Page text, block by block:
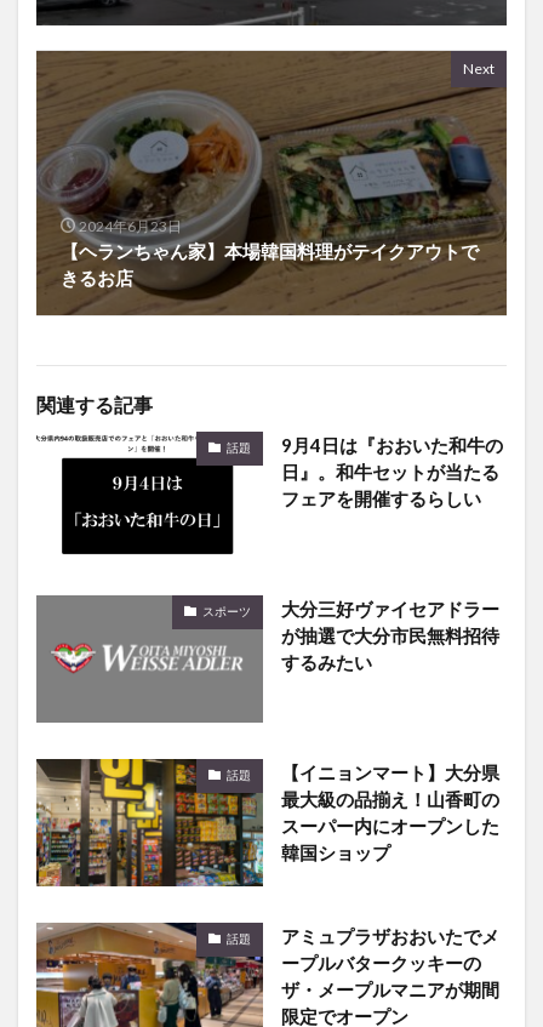
Next
2024年6月23日
【ヘランちゃん家】本場韓国料理がテイクアウトで
きるお店
関連する記事
話題
9月4日は『おおいた和牛の
日』。和牛セットが当たる
フェアを開催するらしい
スポーツ
大分三好ヴァイセアドラー
が抽選で大分市民無料招待
するみたい
話題
【イニョンマート】大分県
最大級の品揃え！山香町の
スーパー内にオープンした
韓国ショップ
話題
アミュプラザおおいたでメ
ープルバタークッキーの
ザ・メープルマニアが期間
限定でオープン